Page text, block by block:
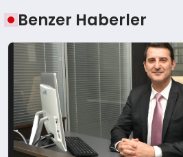
Benzer Haberler